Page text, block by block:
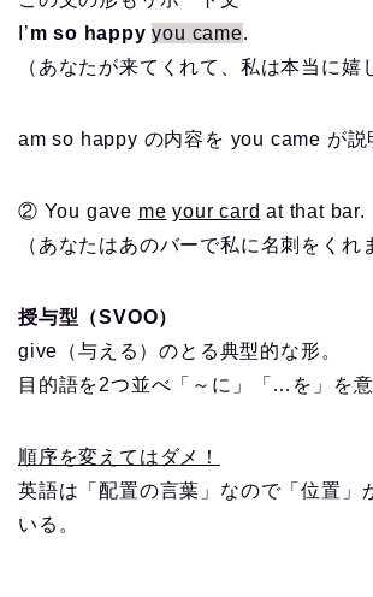
I’m so happy you came.
（あなたが来てくれて、私は本当に嬉
am so happy の内容を you came が説
② You gave me your card at that bar.
（あなたはあのバーで私に名刺をくれ
授与型（SVOO）
give（与える）のとる典型的な形。
目的語を2つ並べ「～に」「…を」を意
順序を変えてはダメ！
英語は「配置の言葉」なので「位置」
いる。